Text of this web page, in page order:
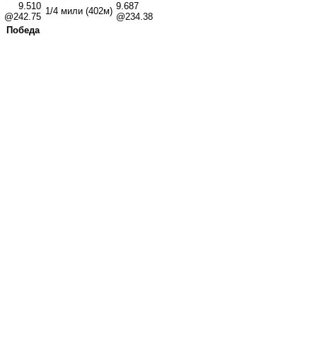
9.510
@242.75
1/4 мили (402м) 9.687
@234.38
Победа